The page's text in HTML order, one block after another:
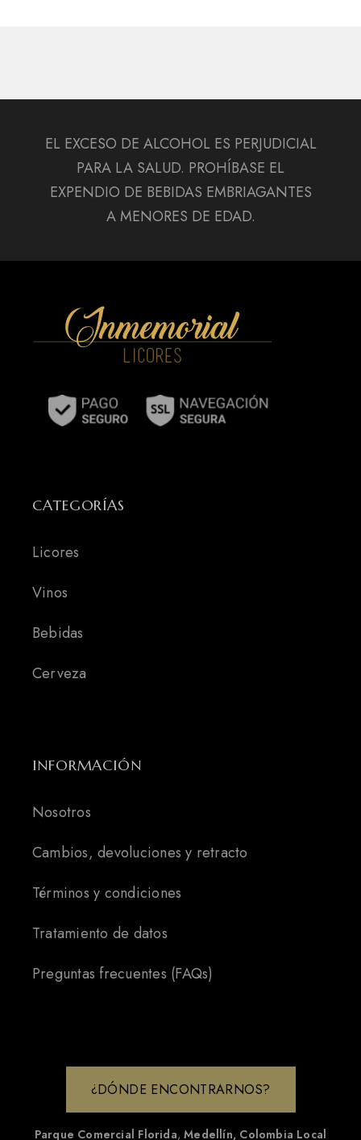
EL EXCESO DE ALCOHOL ES PERJUDICIAL
PARA LA SALUD. PROHÍBASE EL
EXPENDIO DE BEBIDAS EMBRIAGANTES
A MENORES DE EDAD.
CATEGORÍAS
Licores
Vinos
Bebidas
Cerveza
INFORMACIÓN
Nosotros
Cambios, devoluciones y retracto
Términos y condiciones
Tratamiento de datos
Preguntas frecuentes (FAQs)
¿DÓNDE ENCONTRARNOS?
Parque Comercial Florida,Medellín, Colombia Local